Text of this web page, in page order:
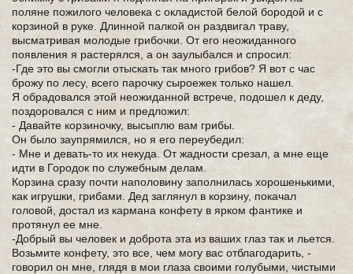
поляне пожилого человека с окладистой белой бородой и с
корзиной в руке. Длинной палкой он раздвигал траву,
высматривая молодые грибочки. От его неожиданного
появления я растерялся, а он заулыбался и спросил:
-Где это вы смогли отыскать так много грибов? Я вот с час
брожу по лесу, всего парочку сыроежек только нашел.
Я обрадовался этой неожиданной встрече, подошел к деду,
поздоровался с ним и предложил:
- Давайте корзиночку, высыплю вам грибы.
Он было заупрямился, но я его переубедил:
- Мне и девать-то их некуда. От жадности срезал, а мне еще
идти в Городок по служебным делам.
Корзина сразу почти наполовину заполнилась хорошенькими,
как игрушки, грибами. Дед заглянул в корзину, покачал
головой, достал из кармана конфету в ярком фантике и
протянул ее мне.
-Добрый вы человек и доброта эта из ваших глаз так и льется.
Возьмите конфету, это все, чем могу вас отблагодарить, -
говорил он мне, глядя в мои глаза своими голубыми, чистыми